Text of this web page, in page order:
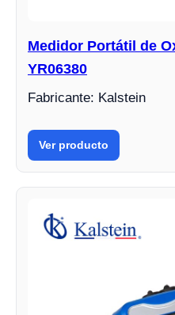
Medidor Portátil de
YR06380
Fabricante: Kalstein
Ver producto